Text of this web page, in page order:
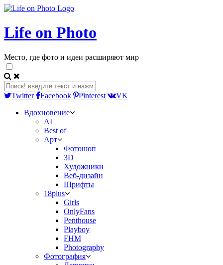
Life on Photo
Место, где фото и идеи расширяют мир
Twitter Facebook Pinterest
VK
Вдохновение
AI
Best of
Арт
Фотошоп
3D
Художники
Веб-дизайн
Шрифты
18plus
Girls
OnlyFans
Penthouse
Playboy
FHM
Photography
Фотография